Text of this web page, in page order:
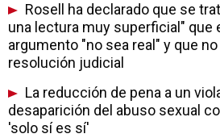
Rosell ha declarado que se
una lectura muy superficial" que
argumento "no sea real" y que
resolución judicial
La reducción de pena a un
desaparición del abuso sexual
'solo sí es sí'